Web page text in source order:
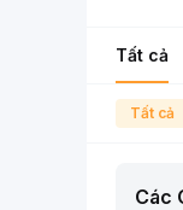
Tất cả
Tất cả
Các